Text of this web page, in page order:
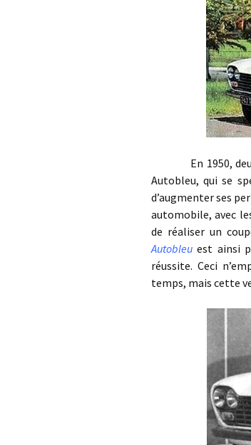
En 1950, deux
Autobleu, qui se
d’augmenter ses
automobile, avec
de réaliser un
Autobleu est ainsi
réussite. Ceci
temps, mais cette